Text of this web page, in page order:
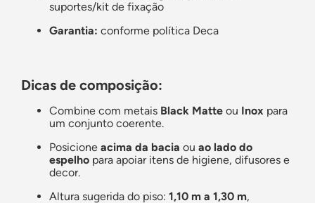
suportes/kit de fixação
Garantia: conforme política Deca
Dicas de composição:
Combine com metais Black Matte ou Inox para
um conjunto coerente.
Posicione acima da bacia ou ao lado do
espelho para apoiar itens de higiene, difusores e
decor.
Altura sugerida do piso: 1,10 m a 1,30 m,